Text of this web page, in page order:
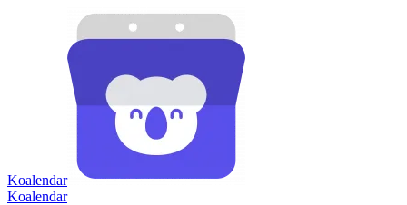
Koalendar
Koalendar